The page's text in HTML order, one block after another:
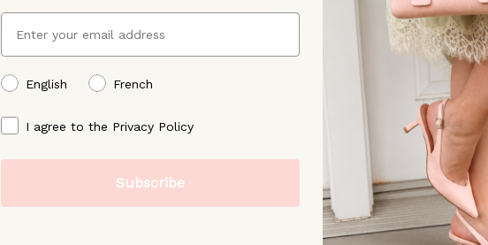
Write a review
Email
preffered language
English French
By signing up, you agree to our [Privacy Policy]
I agree to the Privacy Policy
Subscribe